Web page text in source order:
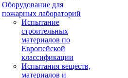
Оборудование для
пожарных лабораторий
Испытание
строительных
материалов по
Европейской
классификации
Испытания веществ,
материалов и